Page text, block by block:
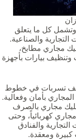
كل ما يتعلق
والصناعية.
مجاري مطابخ،
بيارات بأجهزة
تسربات في خطوط
بأمان وفعالية.
مجاري بالصرف
كهربائياً، وحتى
والفنادق
ومعقدة.